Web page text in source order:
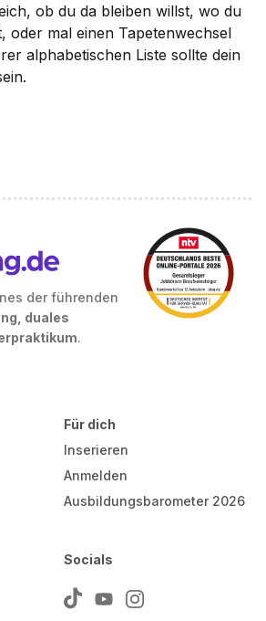
ob du da bleiben willst, wo du
oder mal einen Tapetenwechsel
alphabetischen Liste sollte dein
der führenden
duales
.
Für dich
Inserieren
Anmelden
Ausbildungsbarometer 2026
Socials